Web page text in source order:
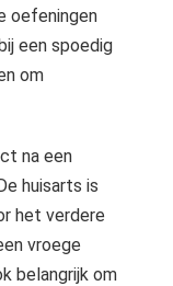
oefeningen
een spoedig
om
na een
huisarts is
het verdere
vroege
belangrijk om